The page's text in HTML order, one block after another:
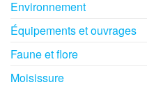
Environnement
Équipements et ouvrages
Faune et flore
Moisissure